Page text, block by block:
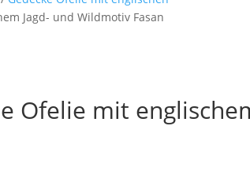
Jagd- und Wildmotiv Fasan
Ofelie mit